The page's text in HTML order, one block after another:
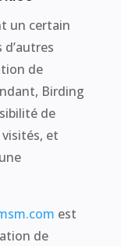
un certain
de
Birding
de
et
est
de